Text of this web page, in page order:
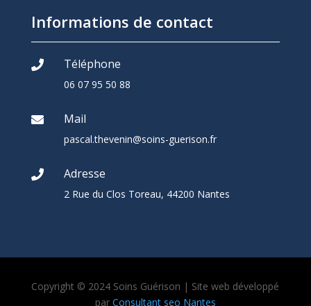
Informations de contact
 Téléphone
06 07 95 50 88
 Mail
pascal.thevenin@soins-guerison.fr
 Adresse
2 Rue du Clos Toreau, 44200 Nantes
Copyright © 2024 Soins Guérison | Site web développé
par Consultant seo Nantes